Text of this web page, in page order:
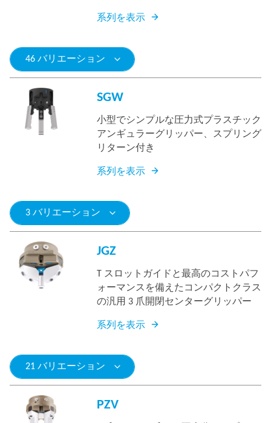
系列を表示
46 バリエーション
SGW
小型でシンプルな圧力式プラスチック
アンギュラーグリッパー、スプリング
リターン付き
系列を表示
3 バリエーション
JGZ
T スロットガイドと最高のコストパフ
ォーマンスを備えたコンパクトクラス
の汎用 3 爪開閉センターグリッパー
系列を表示
21 バリエーション
PZV